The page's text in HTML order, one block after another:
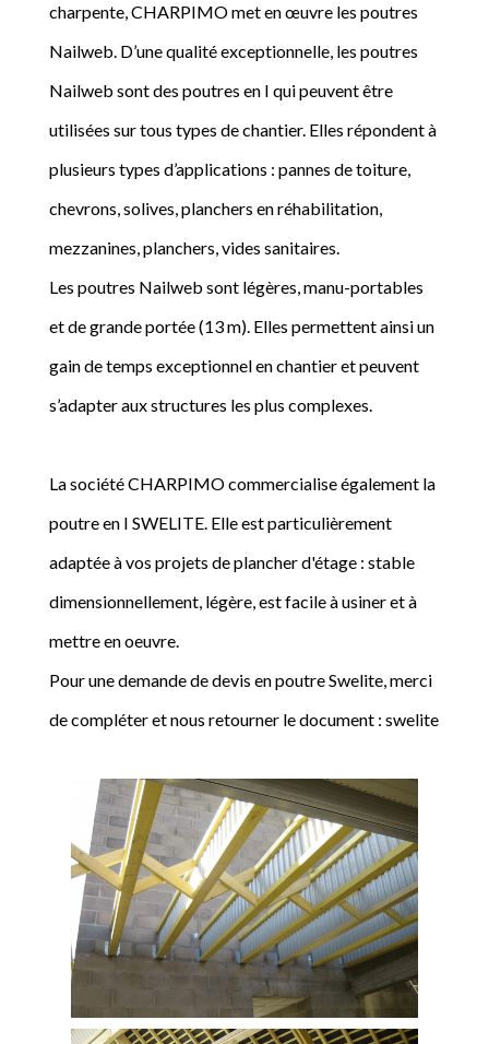
charpente, CHARPIMO met en œuvre les poutres
Nailweb. D’une qualité exceptionnelle, les poutres
Nailweb sont des poutres en I qui peuvent être
utilisées sur tous types de chantier. Elles répondent à
plusieurs types d’applications : pannes de toiture,
chevrons, solives, planchers en réhabilitation,
mezzanines, planchers, vides sanitaires.
Les poutres Nailweb sont légères, manu-portables
et de grande portée (13 m). Elles permettent ainsi un
gain de temps exceptionnel en chantier et peuvent
s’adapter aux structures les plus complexes.
La société CHARPIMO commercialise également la
poutre en I SWELITE. Elle est particulièrement
adaptée à vos projets de plancher d'étage : stable
dimensionnellement, légère, est facile à usiner et à
mettre en oeuvre.
Pour une demande de devis en poutre Swelite, merci
de compléter et nous retourner le document : swelite